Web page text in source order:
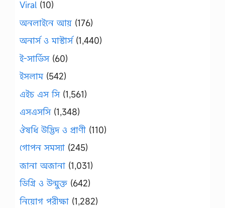
Viral (10)
অনলাইনে আয় (176)
অনার্স ও মাস্টার্স(1,440)
ই-সার্ভিস(60)
ইসলাম(542)
এইচ এস সি(1,561)
এসএসসি(1,348)
ঔষধি উদ্ভিদ ও প্রাণী (110)
গোপন সমস্যা (245)
জানা অজানা (1,031)
ডিগ্রি ও উন্মুক্ত (642)
নিয়োগ পরীক্ষা (1,282)